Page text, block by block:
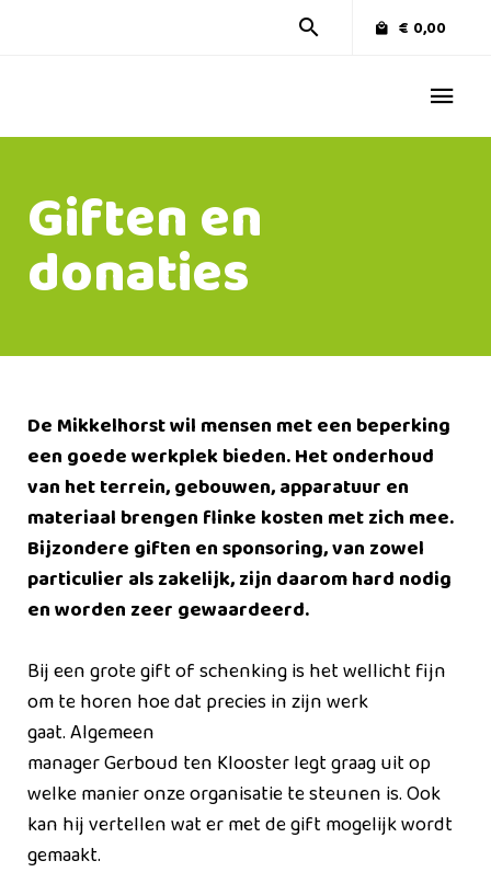
€ 0,00
Giften en
donaties
De Mikkelhorst wil mensen met een beperking
een goede werkplek bieden. Het onderhoud
van het terrein, gebouwen, apparatuur en
materiaal brengen flinke kosten met zich mee.
Bijzondere giften en sponsoring, van zowel
particulier als zakelijk, zijn daarom hard nodig
en worden zeer gewaardeerd.
Bij een grote gift of schenking is het wellicht fijn
om te horen hoe dat precies in zijn werk
gaat. Algemeen
manager Gerboud ten Klooster legt graag uit op
welke manier onze organisatie te steunen is. Ook
kan hij vertellen wat er met de gift mogelijk wordt
gemaakt.